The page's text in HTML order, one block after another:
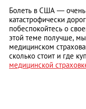
Болеть в США — очень
катастрофически
побеспокойтесь о
этой теме получше,
медицинском
сколько стоит и где
медицинской